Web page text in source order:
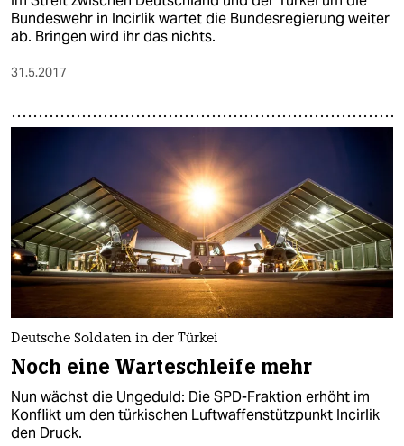
Bundeswehr in Incirlik wartet die Bundesregierung weiter
ab. Bringen wird ihr das nichts.
31.5.2017
Deutsche Soldaten in der Türkei
Noch eine Warteschleife mehr
Nun wächst die Ungeduld: Die SPD-Fraktion erhöht im
Konflikt um den türkischen Luftwaffenstützpunkt Incirlik
den Druck.